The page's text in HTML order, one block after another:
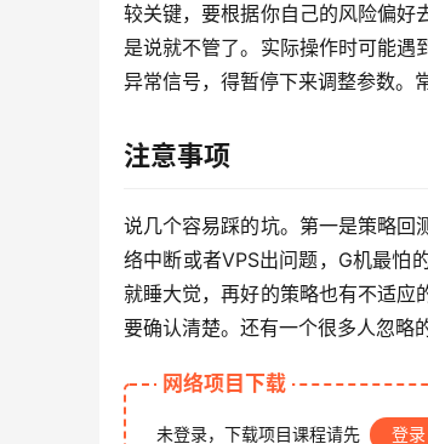
较关键，要根据你自己的风险偏好
是说就不管了。实际操作时可能遇
异常信号，得暂停下来调整参数。
注意事项
说几个容易踩的坑。第一是策略回
络中断或者VPS出问题，G机最怕
就睡大觉，再好的策略也有不适应
要确认清楚。还有一个很多人忽略
网络项目下载
未登录，下载项目课程请先 登录